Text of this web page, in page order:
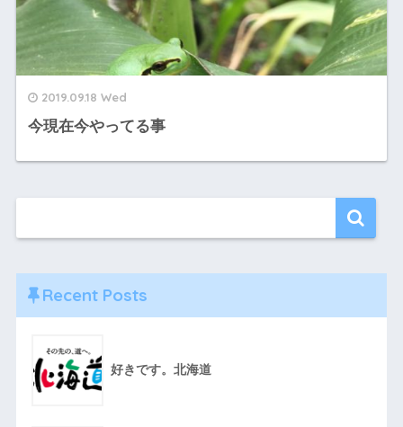
2019.09.18 Wed
今現在今やってる事
Recent Posts
好きです。北海道